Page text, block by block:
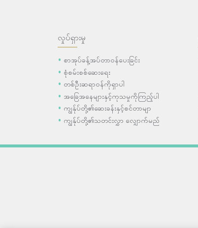
လှုပ်ရှားမှု
စာအုပ်ခန့်အပ်တာဝန်ပေးခြင်း
စုံစမ်းစစ်ဆေးရေး
တစ်ဦးဆရာဝန်ကိုရှာပါ
အခြေအနေများနှင့်ကုသမှုကိုကြည့်ပါ
ကျွန်ုပ်တို့၏ဆေးခန်းနှင့်စင်တာမျာ
ကျွန်ုပ်တို့၏သတင်းလွှာ လျှောက်မည်